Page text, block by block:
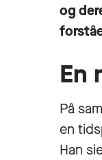
og
En
På
en
Han